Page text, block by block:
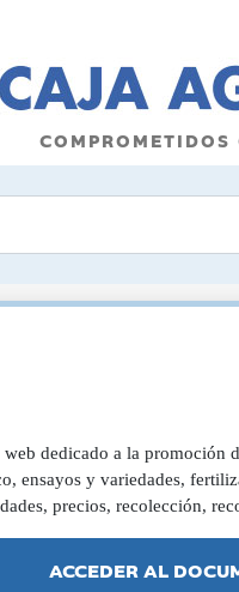
COMPROMETIDOS
web dedicado a la promoción
ensayos y variedades,
precios, recolección,
ACCEDER AL